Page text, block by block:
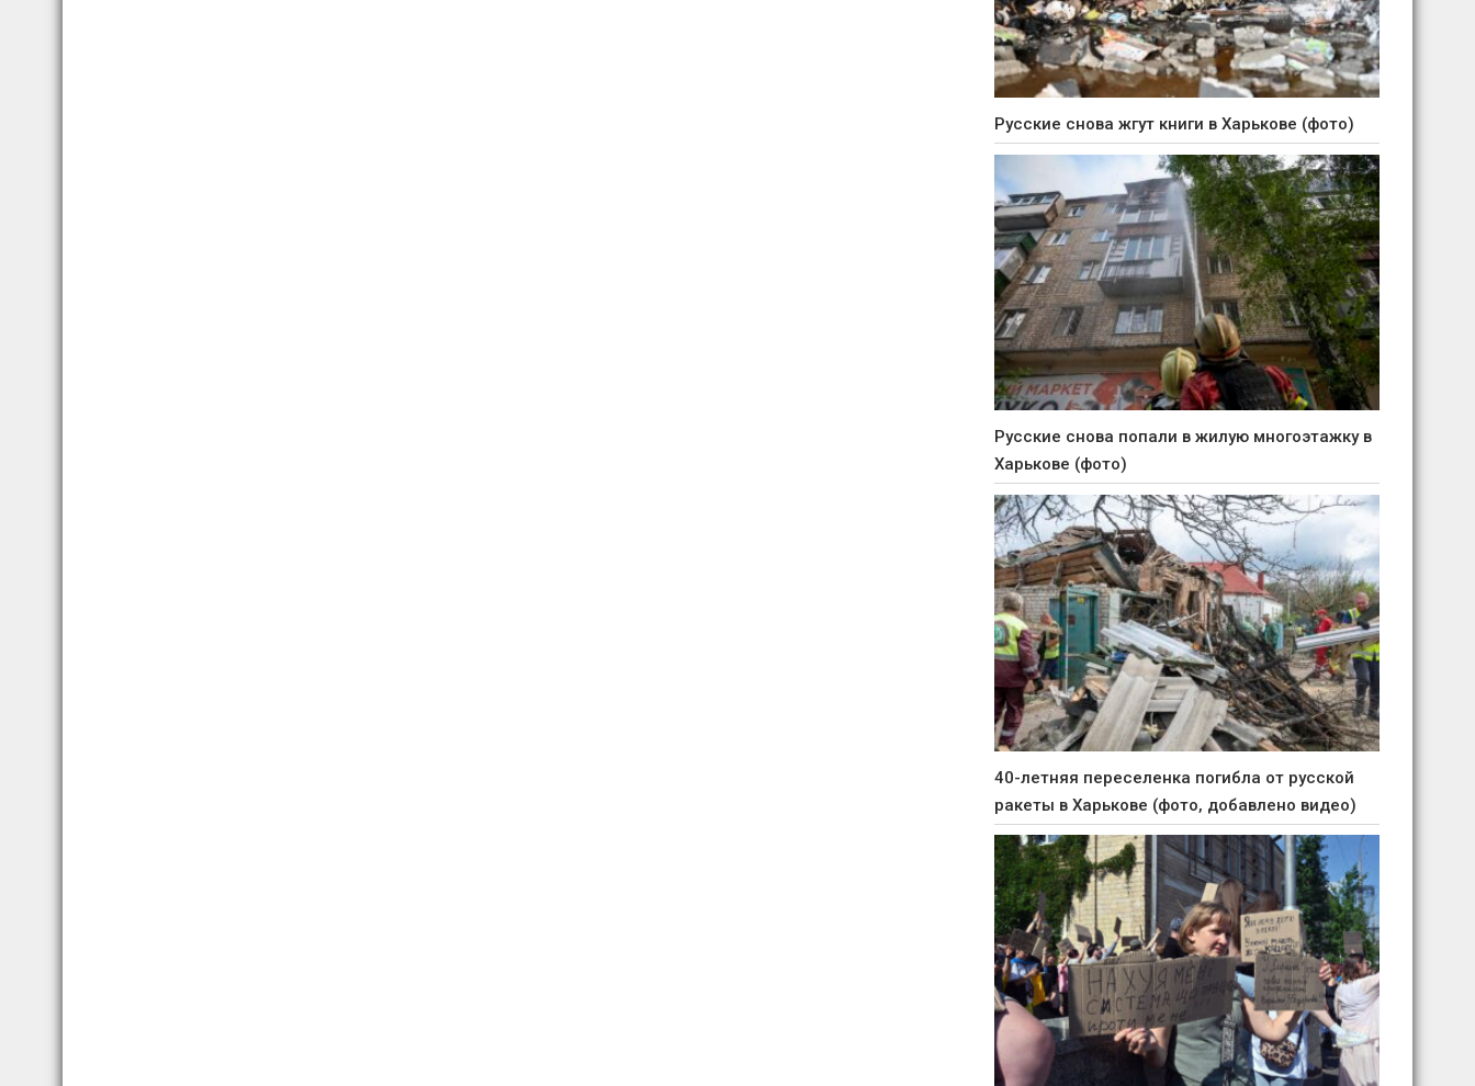
Русские снова жгут книги в Харькове (фото)
Русские снова попали в жилую многоэтажку в
Харькове (фото)
40-летняя переселенка погибла от русской
ракеты в Харькове (фото, добавлено видео)